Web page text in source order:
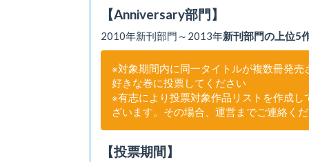
【Anniversary部門】
2010年新刊部門～2013年新刊部門の上位5
※対象期間内に同一タイトルが複数冊発
好きな巻に投票してください
※有志により投票対象作品リストを作成
ざいます。その場合、運営までご連絡く
【投票期間】